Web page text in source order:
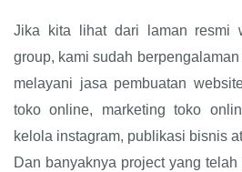
Jika kita lihat dari laman resmi
group, kami sudah
melayani jasa pembuatan
toko online, marketing toko
kelola instagram, publikasi bisnis
Dan banyaknya project yang